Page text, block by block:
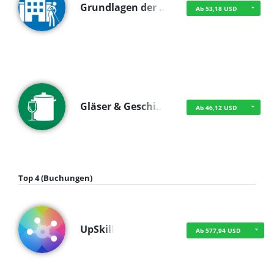
Grundlagen der … Ab 53,18 USD
Gläser & Geschi… Ab 46,12 USD
Top 4 (Buchungen)
UpSkill Ab 577,94 USD